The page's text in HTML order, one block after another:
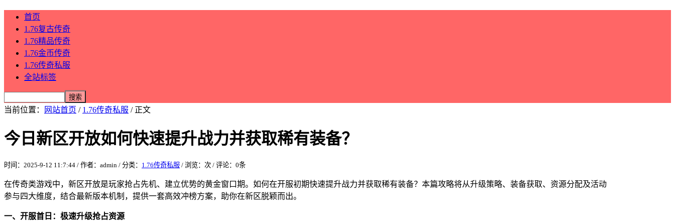
首页
1.76复古传奇
1.76精品传奇
1.76金币传奇
1.76传奇私服
全站标签
当前位置： 网站首页 / 1.76传奇私服 / 正文
今日新区开放如何快速提升战力并获取稀有装备？
时间：2025-9-12 11:7:44 / 作者：admin / 分类： 1.76传奇私服 / 浏览： 次 / 评论：0条
在传奇类游戏中，新区开放是玩家抢占先机、建立优势的黄金窗口期。如何在开服初期快速提升战力并获取稀有装备？本篇攻略将从升级策略、装备获取、资源分配及活动
参与四大维度，结合最新版本机制，提供一套高效冲榜方案，助你在新区脱颖而出。
一、开服首日：极速升级抢占资源